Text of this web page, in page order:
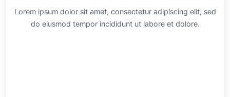
Lorem ipsum dolor sit amet, consectetur adipiscing elit, sed
do eiusmod tempor incididunt ut labore et dolore.